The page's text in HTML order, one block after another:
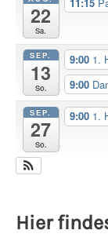
22
Sa.
SEP.
13
So.
9:00 1.
9:00
SEP.
27
So.
9:00 1.
Hier